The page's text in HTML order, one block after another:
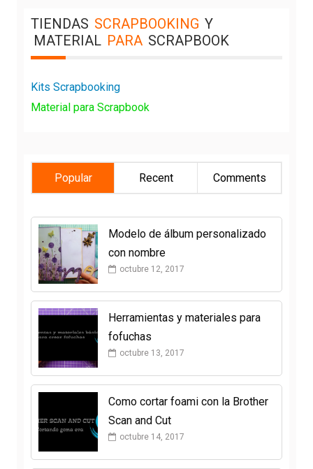
TIENDAS SCRAPBOOKING Y
MATERIAL PARA SCRAPBOOK
Kits Scrapbooking
Material para Scrapbook
Popular Recent Comments
Modelo de álbum personalizado
con nombre
octubre 12, 2017
Herramientas y materiales para
fofuchas
octubre 13, 2017
Como cortar foami con la Brother
Scan and Cut
octubre 14, 2017